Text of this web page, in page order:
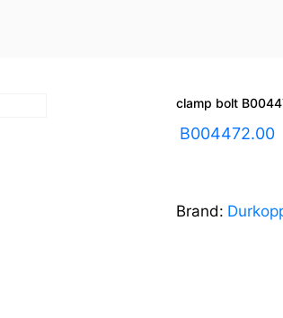
clamp bolt
B004472.00
Brand: